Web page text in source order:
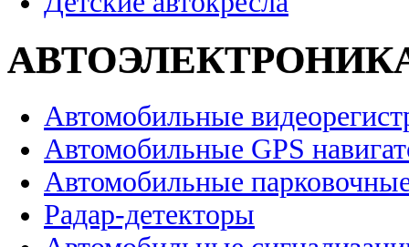
Автомобильные
Автомобильные GPS
Автомобильные
Радар-детекторы